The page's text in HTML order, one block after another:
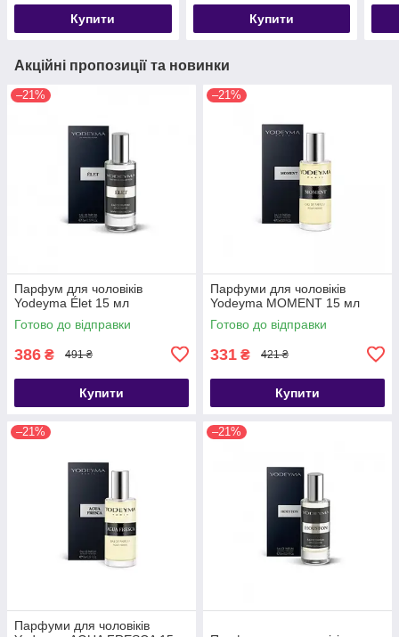
Купити Купити
Акційні пропозиції та новинки
–21%
Парфум для чоловіків
Yodeyma Élet 15 мл
Готово до відправки
386 ₴ 491 ₴
Купити
–21%
Парфуми для чоловіків
Yodeyma MOMENT 15 мл
Готово до відправки
331 ₴ 421 ₴
Купити
–21%
Парфуми для чоловіків
–21%